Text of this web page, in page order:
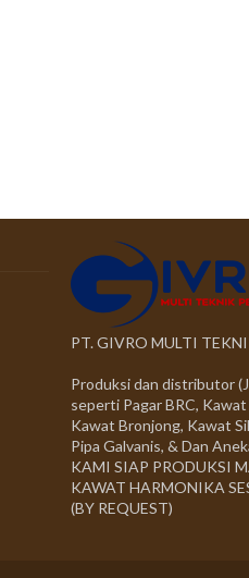
PT. GIVRO MULTI
Produksi dan distributor
seperti Pagar BRC,
Kawat Bronjong, Kawat
Pipa Galvanis, & Dan
KAMI SIAP PRODUKSI
KAWAT HARMONIKA
(BY REQUEST)